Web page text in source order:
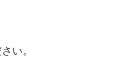
い。